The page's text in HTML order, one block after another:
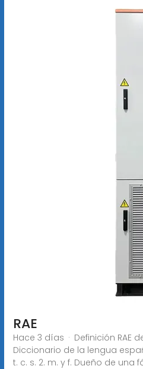
RAE
Hace 3 días · Definición RAE
Diccionario de la lengua
t. c. s. 2. m. y f. Dueño de una